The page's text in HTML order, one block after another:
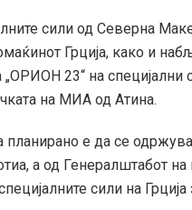
сили од Северна
Грција, како и
23“ на специјални
на МИА од Атина.
планирано е да се
а од Генералштабот на
сили на